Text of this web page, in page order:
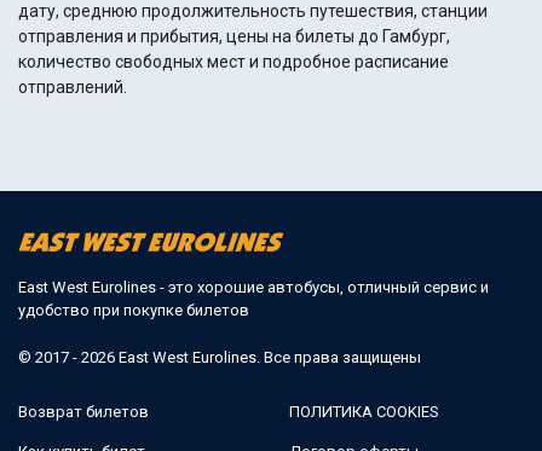
дату, среднюю продолжительность путешествия, станции
отправления и прибытия, цены на билеты до Гамбург,
количество свободных мест и подробное расписание
отправлений.
East West Eurolines - это хорошие автобусы, отличный сервис и
удобство при покупке билетов
© 2017 - 2026 East West Eurolines. Все права защищены
Возврат билетов ПОЛИТИКА COOKIES